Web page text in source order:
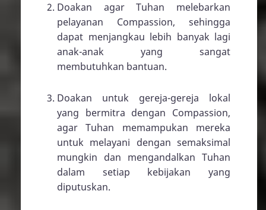
Doakan agar Tuhan melebarkan
pelayanan Compassion, sehingga
dapat menjangkau lebih banyak lagi
anak-anak yang sangat
membutuhkan bantuan.
Doakan untuk gereja-gereja lokal
yang bermitra dengan Compassion,
agar Tuhan memampukan mereka
untuk melayani dengan semaksimal
mungkin dan mengandalkan Tuhan
dalam setiap kebijakan yang
diputuskan.